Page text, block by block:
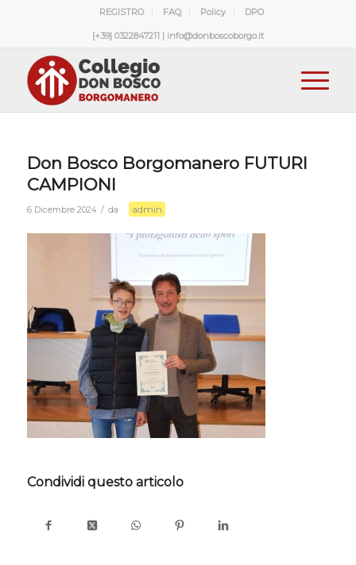
REGISTRO FAQ Policy DPO
[+39] 0322847211 | info@donboscoborgo.it
Don Bosco Borgomanero FUTURI
CAMPIONI
6 Dicembre 2024 / da admin
Condividi questo articolo